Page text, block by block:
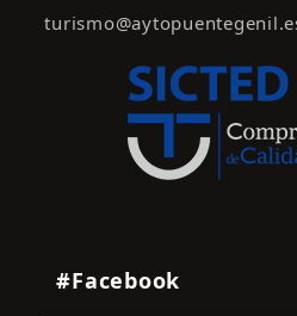
#Facebook